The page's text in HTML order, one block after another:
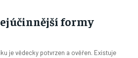
formy
je vědecky potvrzen a ověřen. Existuje